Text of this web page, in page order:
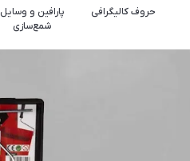
حروف کالیگرافی
پارافین و وسایل
شمع‌سازی